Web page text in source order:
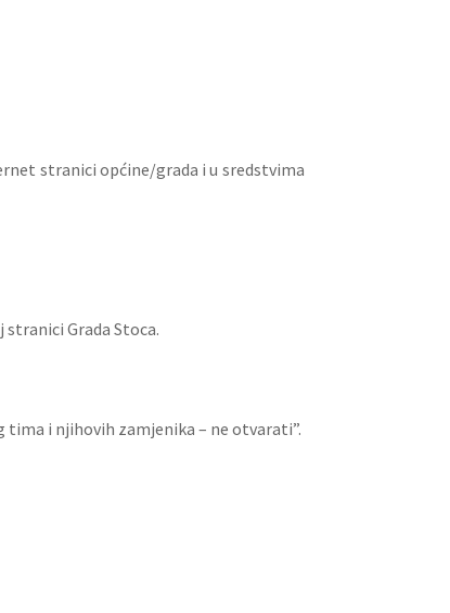
stranici općine/grada i u sredstvima
Grada Stoca.
tima i njihovih zamjenika – ne otvarati”.